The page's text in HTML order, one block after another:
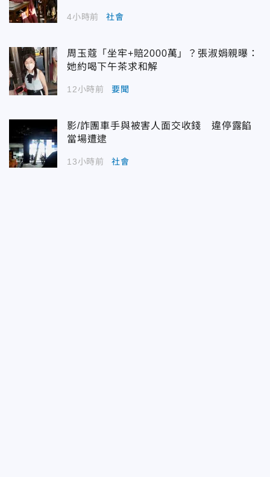
4小時前 社會
周玉蔻「坐牢+賠2000萬」？張淑娟親曝：
她約喝下午茶求和解
12小時前 要聞
影/詐團車手與被害人面交收錢 違停露餡
當場遭逮
13小時前 社會